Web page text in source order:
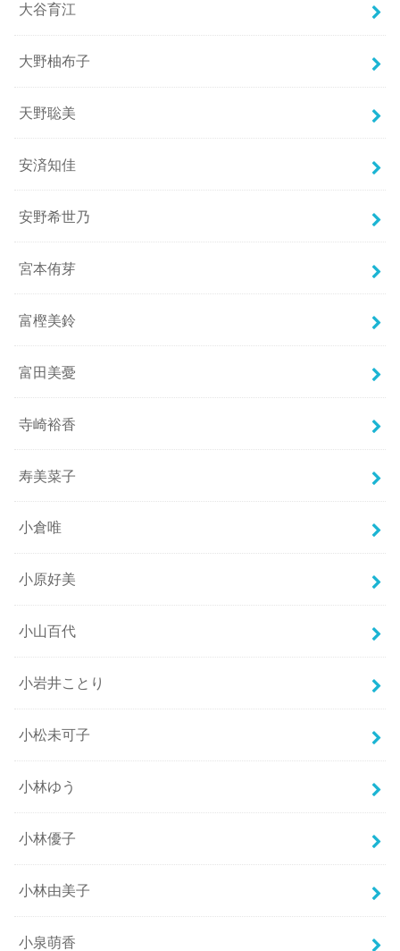
大谷育江
大野柚布子
天野聡美
安済知佳
安野希世乃
宮本侑芽
富樫美鈴
富田美憂
寺崎裕香
寿美菜子
小倉唯
小原好美
小山百代
小岩井ことり
小松未可子
小林ゆう
小林優子
小林由美子
小泉萌香